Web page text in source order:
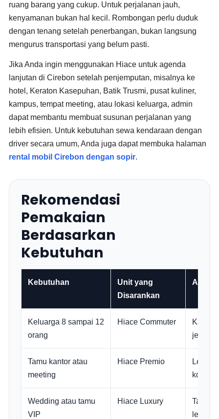
ruang barang yang cukup. Untuk perjalanan jauh,
kenyamanan bukan hal kecil. Rombongan perlu duduk
dengan tenang setelah penerbangan, bukan langsung
mengurus transportasi yang belum pasti.
Jika Anda ingin menggunakan Hiace untuk agenda
lanjutan di Cirebon setelah penjemputan, misalnya ke
hotel, Keraton Kasepuhan, Batik Trusmi, pusat kuliner,
kampus, tempat meeting, atau lokasi keluarga, admin
dapat membantu membuat susunan perjalanan yang
lebih efisien. Untuk kebutuhan sewa kendaraan dengan
driver secara umum, Anda juga dapat membuka halaman
rental mobil Cirebon dengan sopir.
Rekomendasi
Pemakaian
Berdasarkan
Kebutuhan
Kebutuhan
Unit yang
Disarankan
Alasan
Keluarga 8 sampai 12
orang
Hiace Commuter
jemput
Tamu kantor atau
meeting
Hiace Premio
Lebih
kota.
Wedding atau tamu
VIP
Hiace Luxury
lebih